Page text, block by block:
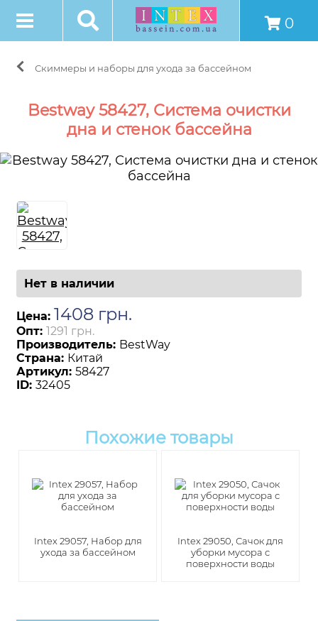
0
Скиммеры и наборы для ухода за бассейном
Bestway 58427, Система очистки
дна и стенок бассейна
Нет в наличии
Цена: 1408 грн.
Опт: 1291 грн.
Производитель: BestWay
Страна: Китай
Артикул: 58427
ID: 32405
Похожие товары
Intex 29057, Набор для
ухода за бассейном
Intex 29050, Сачок для
уборки мусора с
поверхности воды